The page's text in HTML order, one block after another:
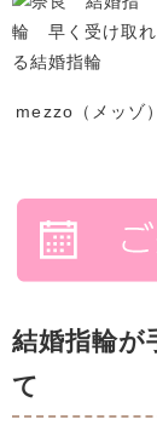
mezzo（メッゾ）
結婚指輪が
て